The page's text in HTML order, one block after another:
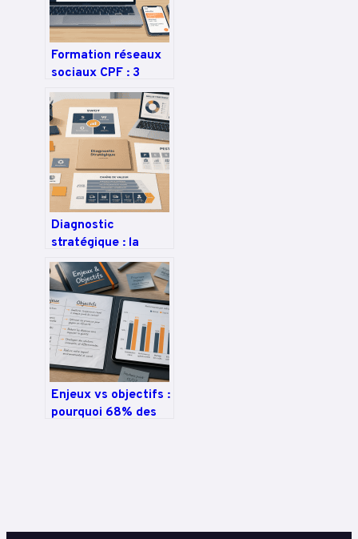
Formation réseaux
sociaux CPF : 3
leviers pour
transformer votre
visibilité en
résultats concrets
Diagnostic
stratégique : la
méthode pour
transformer vos
données en
avantage
concurrentiel
Enjeux vs objectifs :
pourquoi 68% des